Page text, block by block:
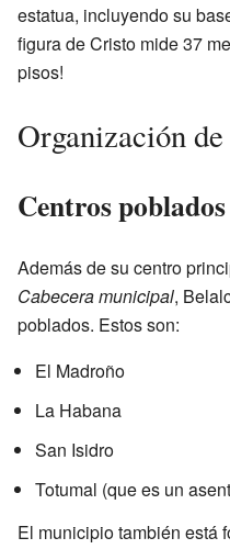
estatua, incluyendo su
figura de Cristo mide 37
pisos!
Organización
Centros
Además de su centro
Cabecera municipal,
poblados. Estos son:
El Madroño
La Habana
San Isidro
Totumal (que es un
El municipio también está